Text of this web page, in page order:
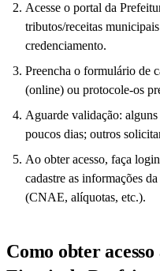
Acesse o portal da
tributos/receitas
credenciamento.
Preencha o formulário de
(online) ou protocole-os
Aguarde validação:
poucos dias; outros
Ao obter acesso, faça
cadastre as informações
(CNAE, alíquotas, etc.).
Como obter